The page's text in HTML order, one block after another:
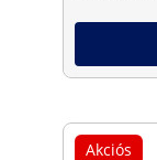
Akciós